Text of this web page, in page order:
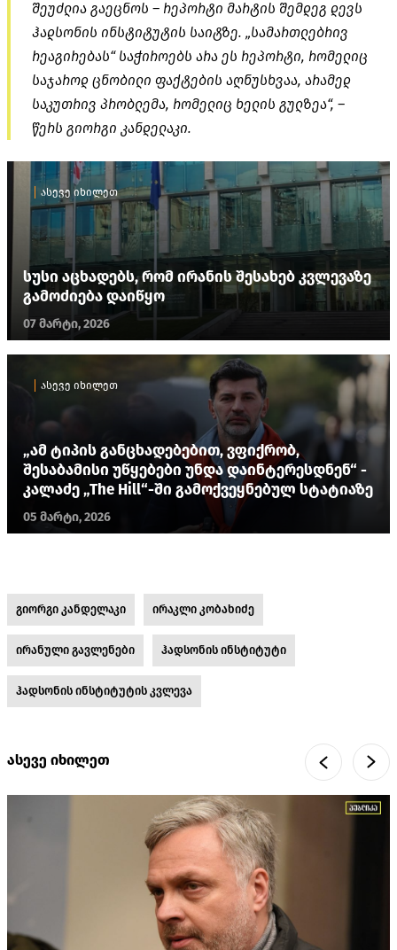
შეუძლია გაეცნოს – რეპორტი მარტის შემდეგ დევს
ჰადსონის ინსტიტუტის საიტზე. „სამართლებრივ
რეაგირებას“ საჭიროებს არა ეს რეპორტი, რომელიც
საჯაროდ ცნობილი ფაქტების აღნუსხვაა, არამედ
საკუთრივ პრობლემა, რომელიც ხელის გულზეა“, –
წერს გიორგი კანდელაკი.
ასევე იხილეთ
სუსი აცხადებს, რომ ირანის შესახებ კვლევაზე
გამოძიება დაიწყო
07 მარტი, 2026
ასევე იხილეთ
„ამ ტიპის განცხადებებით, ვფიქრობ,
შესაბამისი უწყებები უნდა დაინტერესდნენ“ -
კალაძე „The Hill“-ში გამოქვეყნებულ სტატიაზე
05 მარტი, 2026
გიორგი კანდელაკი ირაკლი კობახიძე
ირანული გავლენები ჰადსონის ინსტიტუტი
ჰადსონის ინსტიტუტის კვლევა
ასევე იხილეთ